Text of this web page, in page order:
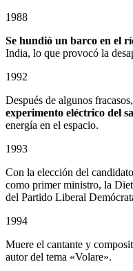
1988
Se hundió un barco en el
India, lo que provocó la
1992
Después de algunos fracasos,
experimento eléctrico del
energía en el espacio.
1993
Con la elección del
como primer ministro, la
del Partido Liberal
1994
Muere el cantante y
autor del tema «Volare».